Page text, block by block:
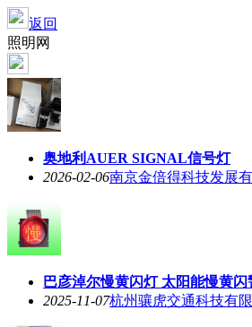
返回
照明网
奥地利AUER SIGNAL信号灯
2026-02-06南京金倍得科技发展
巴彦淖尔慢黄闪灯 太阳能慢黄
2025-11-07杭州骧虎交通科技有